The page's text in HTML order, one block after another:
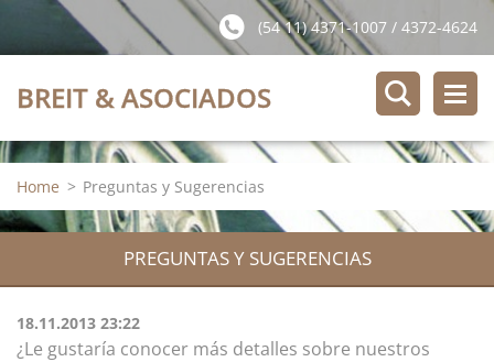
(54 11) 4371-1007 / 4372-4624
BREIT & ASOCIADOS
Home > Preguntas y Sugerencias
PREGUNTAS Y SUGERENCIAS
18.11.2013 23:22
¿Le gustaría conocer más detalles sobre nuestros